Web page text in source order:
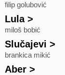
filip golubović
Lula>
miloš bobić
Slučajevi >
brankica mikić
Aber >